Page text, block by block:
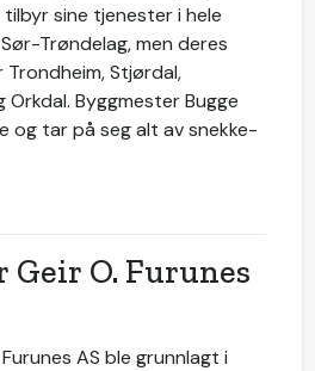
sine tjenester i hele
Trøndelag, men deres
Stjørdal,
Orkdal. Byggmester Bugge
og tar på seg alt av snekke-
Geir O. Furunes
AS ble grunnlagt i